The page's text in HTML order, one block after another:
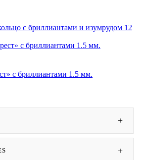
с бриллиантами и изумрудом 12
с бриллиантами 1.5 мм.
+
+